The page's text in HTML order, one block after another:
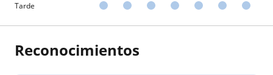
Tarde
Reconocimientos